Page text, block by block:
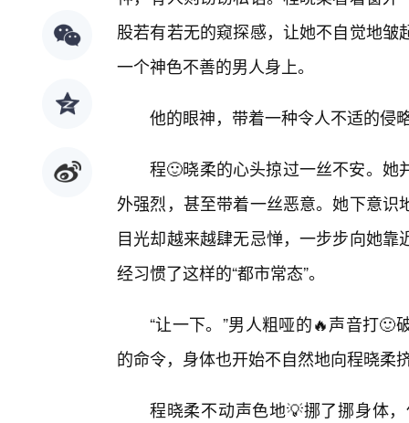
股若有若无的窥探感，让她不自觉地
一个神色不善的男人身上。
他的眼神，带着一种令人不适的侵
程🙂晓柔的心头掠过一丝不安。她
外强烈，甚至带着一丝恶意。她下意
目光却越来越肆无忌惮，一步步向她
经习惯了这样的“都市常态”。
“让一下。”男人粗哑的🔥声音打
的命令，身体也开始不自然地向程晓柔
程晓柔不动声色地💡挪了挪身体